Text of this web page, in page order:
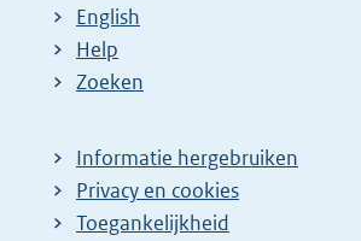
English
Help
Zoeken
Informatie hergebruiken
Privacy en cookies
Toegankelijkheid